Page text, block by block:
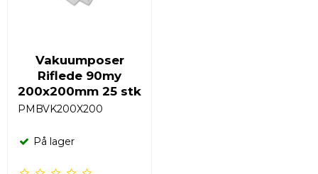
Vakuumposer
Riflede 90my
200x200mm 25 stk
PMBVK200X200
På lager